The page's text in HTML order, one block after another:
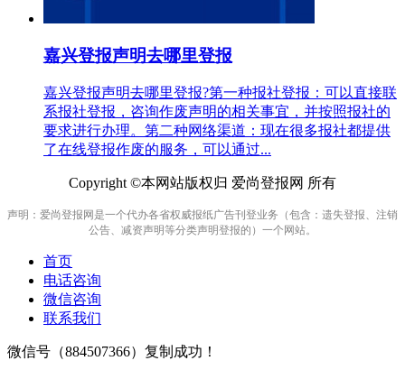
嘉兴登报声明去哪里登报
嘉兴登报声明去哪里登报?第一种报社登报：可以直接联
系报社登报，咨询作废声明的相关事宜，并按照报社的
要求进行办理。第二种网络渠道：现在很多报社都提供
了在线登报作废的服务，可以通过...
Copyright ©本网站版权归 爱尚登报网 所有
声明：爱尚登报网是一个代办各省权威报纸广告刊登业务（包含：遗失登报、注销
公告、减资声明等分类声明登报的）一个网站。
首页
电话咨询
微信咨询
联系我们
微信号（884507366）复制成功！